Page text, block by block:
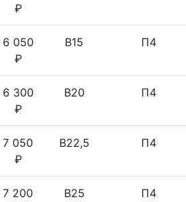
₽
6 050
₽
B15 П4
6 300
₽
B20 П4
7 050
₽
B22,5 П4
7 200
B25 П4